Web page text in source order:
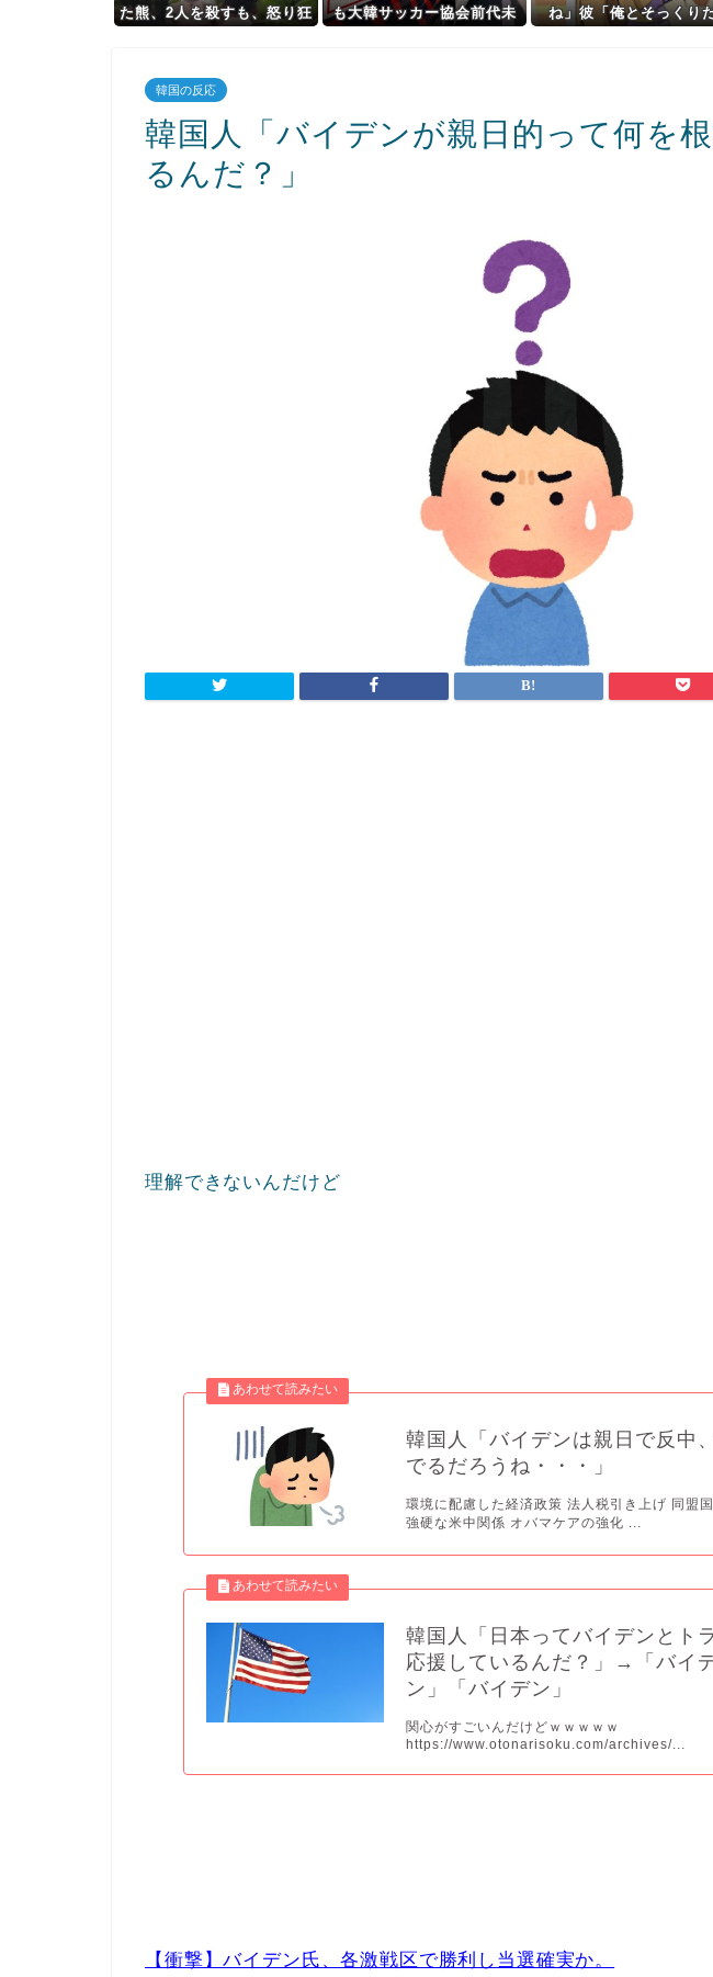
た熊、2人を殺すも、怒り狂
も大韓サッカー協会前代未
ね」彼「俺とそっくり
韓国の反応
韓国人「バイデンが親日的って何を
るんだ？」
理解できないんだけど
韓国人「バイデンは親日で反中
でるだろうね・・・」
環境に配慮した経済政策 法人税引き上げ 同盟
強硬な米中関係 オバマケアの強化 ...
韓国人「日本ってバイデンとト
応援しているんだ？」→「バイ
ン」「バイデン」
関心がすごいんだけどｗｗｗｗｗ
https://www.otonarisoku.com/archives/...
【衝撃】バイデン氏、各激戦区で勝利し当選確実か。